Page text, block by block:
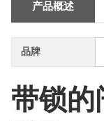
产品概述
品牌
带锁的